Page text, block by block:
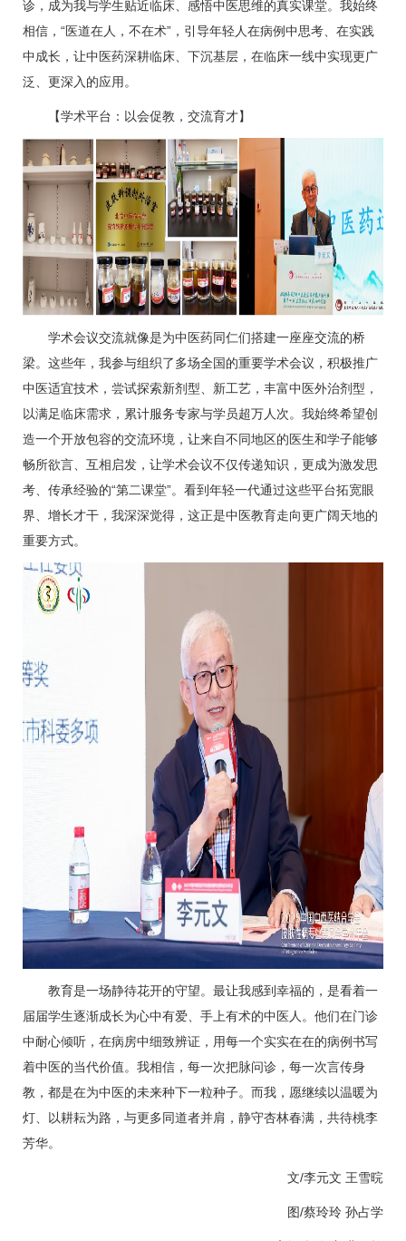
诊，成为我与学生贴近临床、感悟中医思维的真实课堂。我始终
相信，“医道在人，不在术”，引导年轻人在病例中思考、在实践
中成长，让中医药深耕临床、下沉基层，在临床一线中实现更广
泛、更深入的应用。
【学术平台：以会促教，交流育才】
学术会议交流就像是为中医药同仁们搭建一座座交流的桥
梁。这些年，我参与组织了多场全国的重要学术会议，积极推广
中医适宜技术，尝试探索新剂型、新工艺，丰富中医外治剂型，
以满足临床需求，累计服务专家与学员超万人次。我始终希望创
造一个开放包容的交流环境，让来自不同地区的医生和学子能够
畅所欲言、互相启发，让学术会议不仅传递知识，更成为激发思
考、传承经验的“第二课堂”。看到年轻一代通过这些平台拓宽眼
界、增长才干，我深深觉得，这正是中医教育走向更广阔天地的
重要方式。
教育是一场静待花开的守望。最让我感到幸福的，是看着一
届届学生逐渐成长为心中有爱、手上有术的中医人。他们在门诊
中耐心倾听，在病房中细致辨证，用每一个实实在在的病例书写
着中医的当代价值。我相信，每一次把脉问诊，每一次言传身
教，都是在为中医的未来种下一粒种子。而我，愿继续以温暖为
灯、以耕耘为路，与更多同道者并肩，静守杏林春满，共待桃李
芳华。
文/李元文 王雪晥
图/蔡玲玲 孙占学